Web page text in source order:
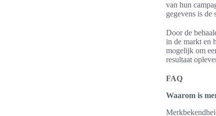
van hun
gegevens is de
Door de
in de markt en
mogelijk om
resultaat
FAQ
Waarom is